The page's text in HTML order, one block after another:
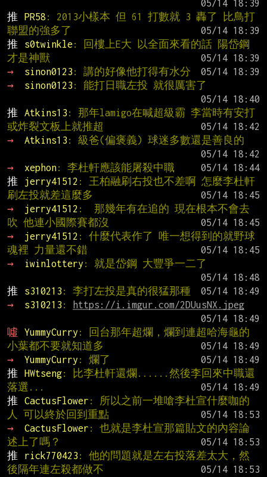
推
PR58 : 2013小樣本 但 61 打數就 3 轟了 比鳥打
聯盟的強多了
推
s0twinkle : 回樓上E大 以全面來看的話 陽岱鋼
才是神獸
→
sinon0123 : 講的好像他打得有水分
→
sinon0123 : 能打日職左投 就很厲害了
推
Atkins13 : 那年lamigo在喊超級霸 李當時有安打
或炸裂文板上就推超
→
Atkins13 : 級爸(偏褒義) 球迷多數還是善良的
→
xephon: 李杜軒應該能屠殺中職
推
jerry41512 : 王柏融刷右投也不差啊 怎麼李杜軒
刷左投就差這麼多
→
jerry41512 :  那幾年有在追的 現在根本不會去
吹 他連小國際賽都沒
→
jerry41512 : 什麼代表作了 唯一想得到的就野球
魂裡 力量還不錯
→
iwinlottery : 就是岱鋼 大豐爭一二了
推
s310213 : 李打左投是真的很猛那種
→
s310213 :
https://i.imgur.com/2DUusNX.jpeg
噓
YummyCurry : 回台那年超爛，爛到連超哈海龜的
小葉都不要就知道多
→
YummyCurry : 爛了
推
HWtseng: 比李杜軒還爛......然後李回來中職還
落選...
推
CactusFlower : 所以之前一堆嗆李杜宣什麼咖的
人 可以終於回到重點
→
CactusFlower : 也就是李杜宣那篇貼文的內容論
述上了嗎？
推
rick770423 : 他的問題就是左右投落差太大，然
後隔年連左殺都做不